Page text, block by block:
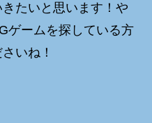
たいと思います！や
ゲームを探している方
いね！